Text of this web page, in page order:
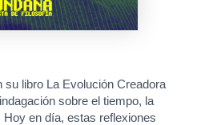
su libro La Evolución Creadora
sobre el tiempo, la
en día, estas reflexiones